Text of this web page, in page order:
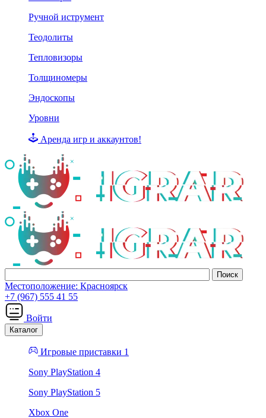
Ручной иструмент
Теодолиты
Тепловизоры
Толщиномеры
Эндоскопы
Уровни
Аренда игр и аккаунтов!
Местоположение: Красноярск
+7 (967) 555 41 55
Войти
Каталог
Игровые приставки 1
Sony PlayStation 4
Sony PlayStation 5
Xbox One